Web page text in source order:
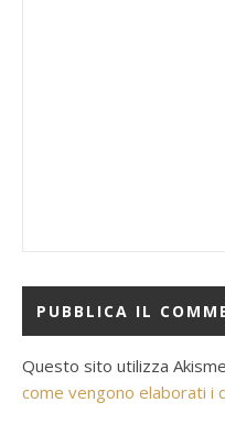
Questo sito utilizza
come vengono elaborati i